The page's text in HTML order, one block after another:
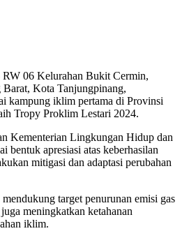
06 Kelurahan Bukit Cermin,
Kota Tanjungpinang,
kampung iklim pertama di Provinsi
Tropy Proklim Lestari 2024.
Kementerian Lingkungan Hidup dan
bentuk apresiasi atas keberhasilan
mitigasi dan adaptasi perubahan
target penurunan emisi gas
meningkatkan ketahanan
iklim.